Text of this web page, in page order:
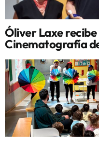
Óliver Laxe
Cinematografía